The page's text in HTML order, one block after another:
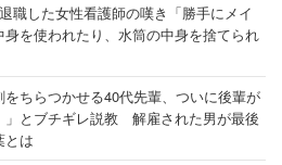
はITベンチャー企業や外資系企
職した女性看護師の嘆き「勝手にメイ
身を使われたり、水筒の中身を捨てられ
をちらつかせる40代先輩、ついに後輩が
」とブチギレ説教 解雇された男が最後
とは